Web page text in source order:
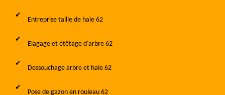
Entreprise taille de haie 62
Elagage et étêtage d'arbre 62
Dessouchage arbre et haie 62
Pose de gazon en rouleau 62